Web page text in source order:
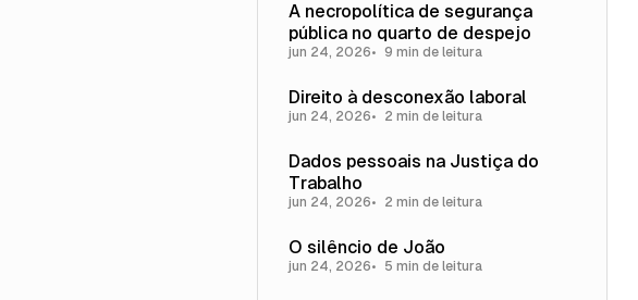
A necropolítica de segurança
pública no quarto de despejo
jun 24, 2026 9 min de leitura
Direito à desconexão laboral
jun 24, 2026 2 min de leitura
Dados pessoais na Justiça do
Trabalho
jun 24, 2026 2 min de leitura
O silêncio de João
jun 24, 2026 5 min de leitura